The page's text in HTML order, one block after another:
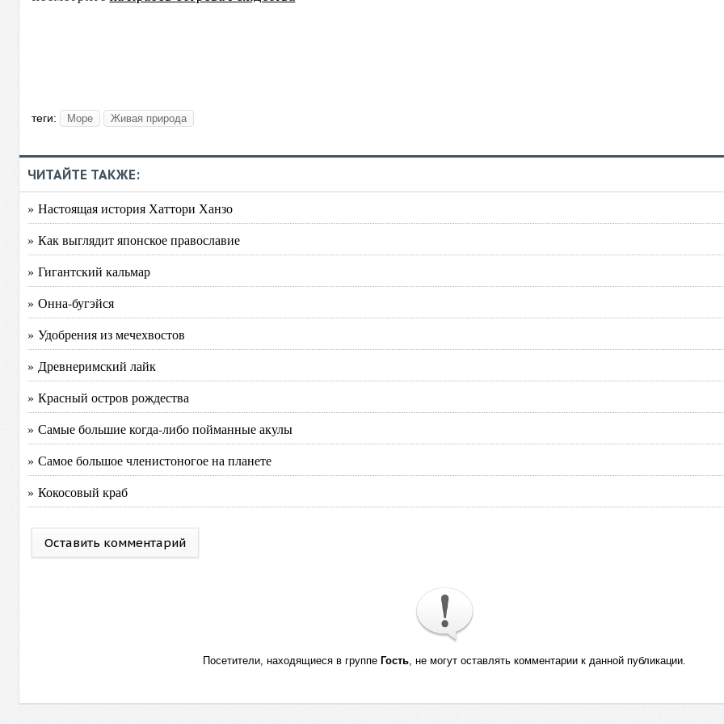
теги: Море Живая природа
ЧИТАЙТЕ ТАКЖЕ:
» Настоящая история Хаттори Ханзо
» Как выглядит японское православие
» Гигантский кальмар
» Онна-бугэйся
» Удобрения из мечехвостов
» Древнеримский лайк
» Красный остров рождества
» Самые большие когда-либо пойманные акулы
» Самое большое членистоногое на планете
» Кокосовый краб
Оставить комментарий
Посетители, находящиеся в группеГость , не могут оставлять комментарии к данной публикации.